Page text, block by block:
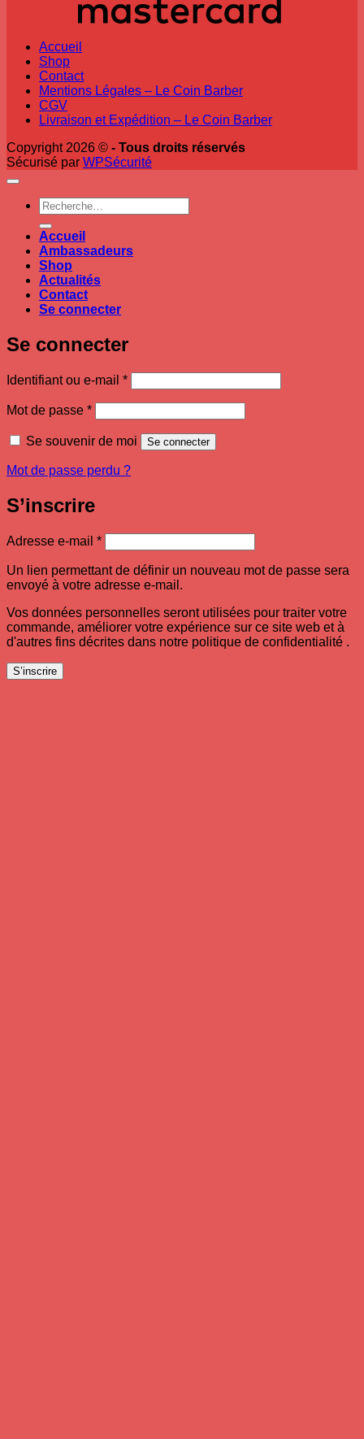
Accueil
Shop
Contact
Mentions Légales – Le Coin Barber
CGV
Livraison et Expédition – Le Coin Barber
Copyright 2026 © - Tous droits réservés
Sécurisé par WPSécurité
Recherche
pour :
Accueil
Ambassadeurs
Shop
Actualités
Contact
Se connecter
Se connecter
Identifiant ou e-mail *Obligatoire
Mot de passe *Obligatoire
Se souvenir de moi Se connecter
Mot de passe perdu ?
S’inscrire
Adresse e-mail *Obligatoire
Un lien permettant de définir un nouveau mot de passe sera
envoyé à votre adresse e-mail.
Vos données personnelles seront utilisées pour traiter votre
commande, améliorer votre expérience sur ce site web et à
d'autres fins décrites dans notre politique de confidentialité .
S’inscrire